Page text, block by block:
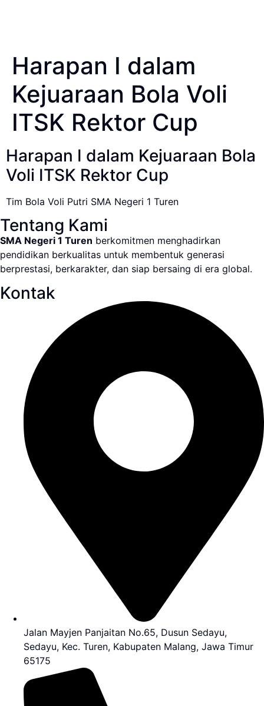
Harapan I dalam
Kejuaraan Bola Voli
ITSK Rektor Cup
Harapan I dalam Kejuaraan Bola
Voli ITSK Rektor Cup
Tim Bola Voli Putri SMA Negeri 1 Turen
Tentang Kami
SMA Negeri 1 Turen berkomitmen menghadirkan
pendidikan berkualitas untuk membentuk generasi
berprestasi, berkarakter, dan siap bersaing di era global.
Kontak
Jalan Mayjen Panjaitan No.65, Dusun Sedayu,
Sedayu, Kec. Turen, Kabupaten Malang, Jawa Timur
65175